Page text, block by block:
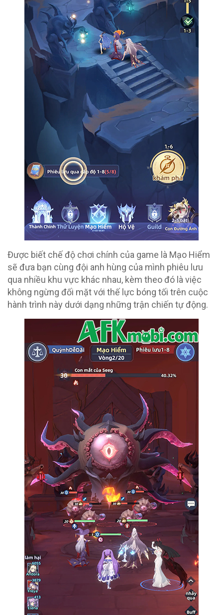
Được biết chế độ chơi chính của game là Mạo Hiểm
sẽ đưa bạn cùng đội anh hùng của mình phiêu lưu
qua nhiều khu vực khác nhau, kèm theo đó là việc
không ngừng đối mặt với thế lực bóng tối trên cuộc
hành trình này dưới dạng những trận chiến tự động.